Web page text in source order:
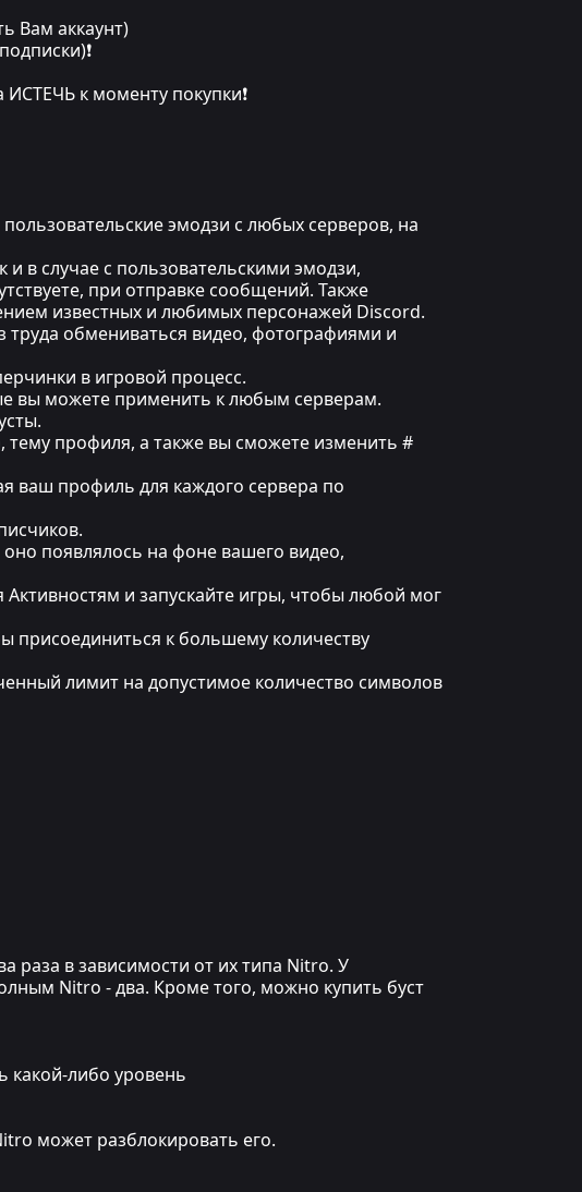
Вам аккаунт)
к моменту покупки❗
эмодзи с любых серверов, на
в случае с пользовательскими эмодзи,
при отправке сообщений. Также
известных и любимых персонажей Discord.
обмениваться видео, фотографиями и
в игровой процесс.
вы можете применить к любым серверам.
профиля, а также вы сможете изменить #
ваш профиль для каждого сервера по
появлялось на фоне вашего видео,
и запускайте игры, чтобы любой мог
присоединиться к большему количеству
лимит на допустимое количество символов
раза в зависимости от их типа Nitro. У
Nitro - два. Кроме того, можно купить буст
какой-либо уровень
может разблокировать его.